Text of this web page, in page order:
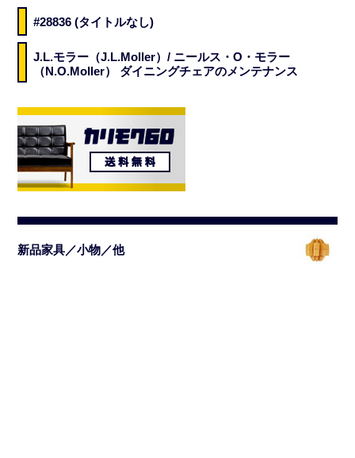
#28836 (タイトルなし)
J.L.モラー（J.L.Moller）/ ニールス・O・モラー
（N.O.Moller） ダイニングチェアのメンテナンス
新品家具／小物／他